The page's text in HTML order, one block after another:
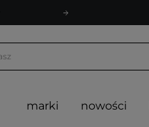
marki nowości